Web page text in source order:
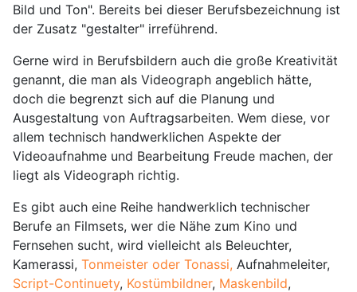
Bild und Ton". Bereits bei dieser Berufsbezeichnung ist
der Zusatz "gestalter" irreführend.
Gerne wird in Berufsbildern auch die große Kreativität
genannt, die man als Videograph angeblich hätte,
doch die begrenzt sich auf die Planung und
Ausgestaltung von Auftragsarbeiten. Wem diese, vor
allem technisch handwerklichen Aspekte der
Videoaufnahme und Bearbeitung Freude machen, der
liegt als Videograph richtig.
Es gibt auch eine Reihe handwerklich technischer
Berufe an Filmsets, wer die Nähe zum Kino und
Fernsehen sucht, wird vielleicht als Beleuchter,
Kamerassi, Tonmeister oder Tonassi, Aufnahmeleiter,
Script-Continuety, Kostümbildner, Maskenbild,